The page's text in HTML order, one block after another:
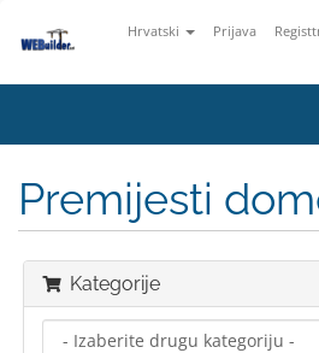
Hrvatski Prijava
Premijesti
Kategorije